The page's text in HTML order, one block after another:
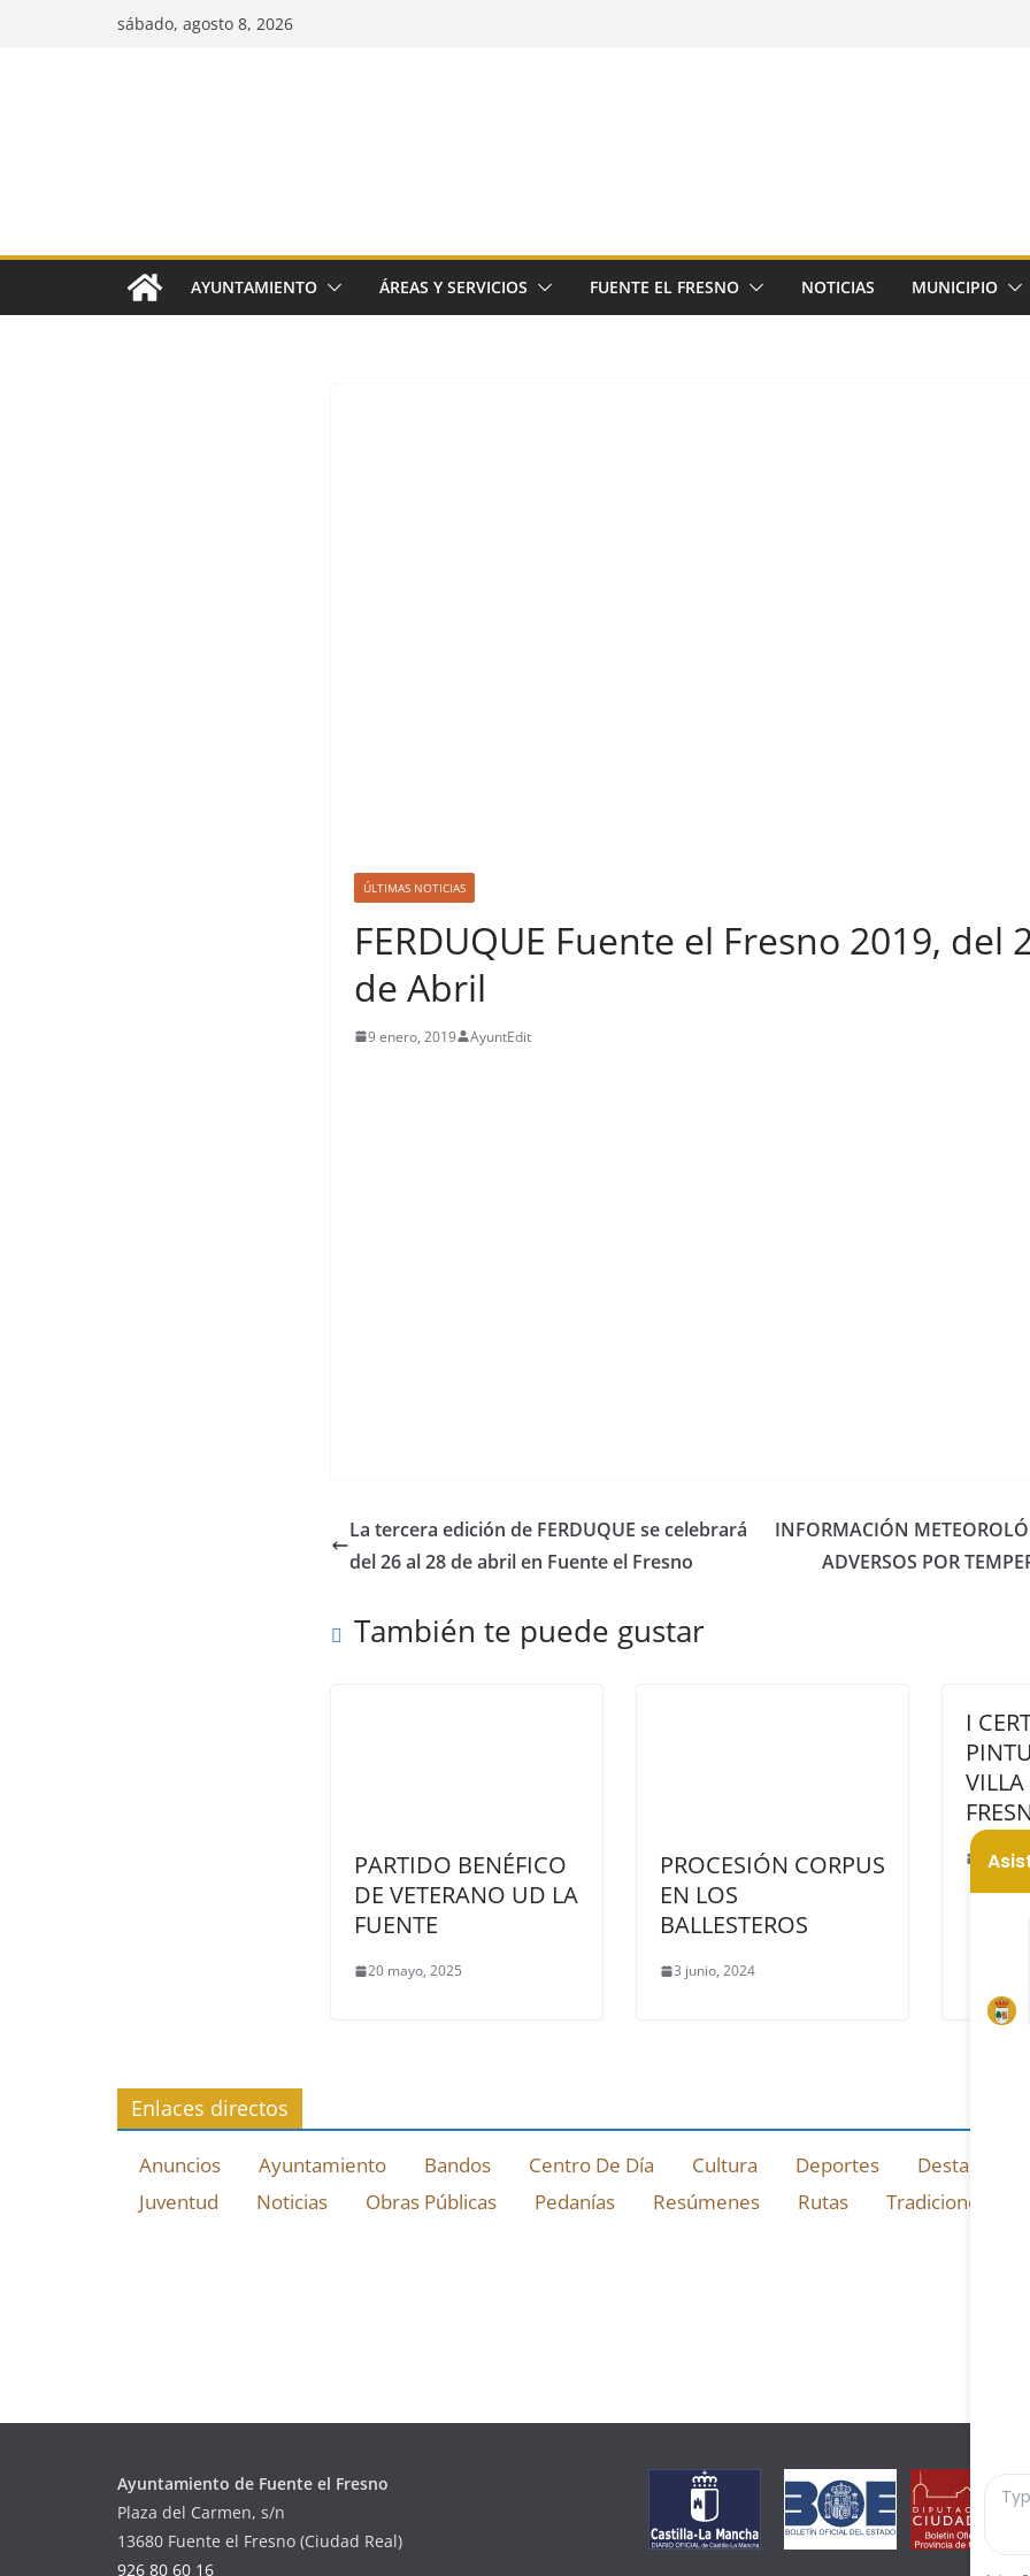
sábado, agosto 8, 2026
AYUNTAMIENTO ÁREAS Y SERVICIOS FUENTE EL FRESNO NOTICIAS MUNICIPIO
ÚLTIMAS NOTICIAS
FERDUQUE Fuente el Fresno 2019, del
de Abril
9 enero, 2019 AyuntEdit
La tercera edición de FERDUQUE se celebrará
del 26 al 28 de abril en Fuente el Fresno
INFORMACIÓN
ADVERSOS POR
También te puede gustar
PARTIDO BENÉFICO
DE VETERANO UD LA
FUENTE
20 mayo, 2025
PROCESIÓN CORPUS
EN LOS
BALLESTEROS
3 junio, 2024
I
VILLA
13
Enlaces directos
Anuncios Ayuntamiento Bandos Centro De Día Cultura Deportes Destacado
Juventud
Noticias Obras Públicas Pedanías Resúmenes Rutas Tradiciones
Ayuntamiento de Fuente el Fresno
Plaza del Carmen, s/n
13680 Fuente el Fresno (Ciudad Real)
926 80 60 16